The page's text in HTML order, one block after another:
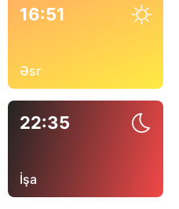
16:51
Əsr
22:35
İşa